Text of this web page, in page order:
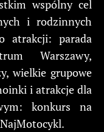
wspólny cel
i rodzinnych
atrakcji: parada
Warszawy,
wielkie grupowe
i atrakcje dla
konkurs na